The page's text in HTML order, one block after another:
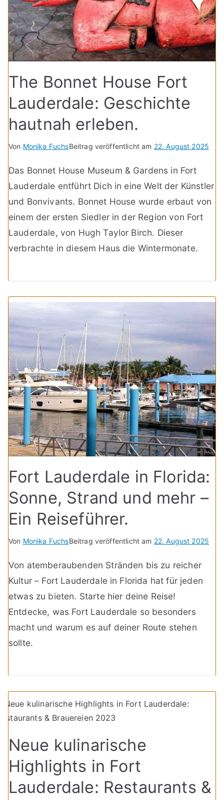
The Bonnet House Fort
Lauderdale: Geschichte
hautnah erleben.
Von Monika FuchsBeitrag veröffentlicht am 22. August 2025
Das Bonnet House Museum & Gardens in Fort
Lauderdale entführt Dich in eine Welt der Künstler
und Bonvivants. Bonnet House wurde erbaut von
einem der ersten Siedler in der Region von Fort
Lauderdale, von Hugh Taylor Birch. Dieser
verbrachte in diesem Haus die Wintermonate.
Fort Lauderdale in Florida:
Sonne, Strand und mehr –
Ein Reiseführer.
Von Monika FuchsBeitrag veröffentlicht am 22. August 2025
Von atemberaubenden Stränden bis zu reicher
Kultur – Fort Lauderdale in Florida hat für jeden
etwas zu bieten. Starte hier deine Reise!
Entdecke, was Fort Lauderdale so besonders
macht und warum es auf deiner Route stehen
sollte.
Neue kulinarische
Highlights in Fort
Lauderdale: Restaurants &